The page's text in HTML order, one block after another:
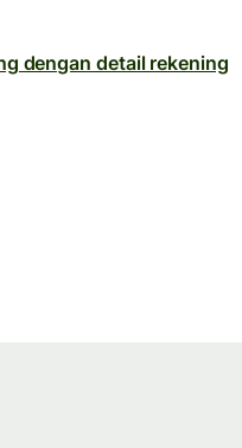
dengan detail rekening